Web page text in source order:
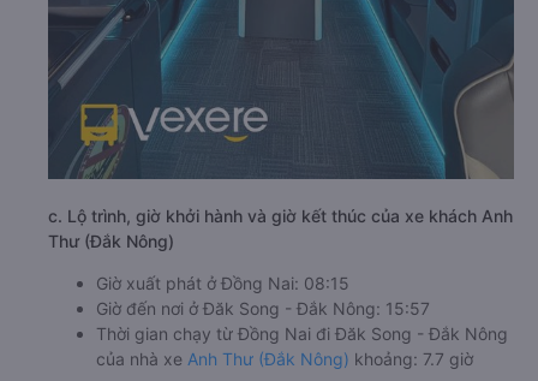
c. Lộ trình, giờ khởi hành và giờ kết thúc của xe khách Anh
Thư (Đắk Nông)
Giờ xuất phát ở Đồng Nai: 08:15
Giờ đến nơi ở Đăk Song - Đắk Nông: 15:57
Thời gian chạy từ Đồng Nai đi Đăk Song - Đắk Nông
của nhà xe Anh Thư (Đắk Nông) khoảng: 7.7 giờ